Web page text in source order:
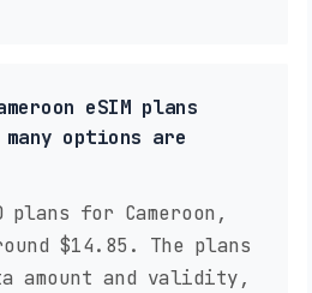
eSIM plans
options are
plans for Cameroon,
$14.85. The plans
amount and validity,